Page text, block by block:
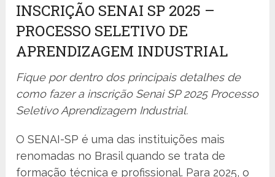
INSCRIÇÃO SENAI SP 2025 –
PROCESSO SELETIVO DE
APRENDIZAGEM INDUSTRIAL
Fique por dentro dos principais detalhes de
como fazer a inscrição Senai SP 2025 Processo
Seletivo Aprendizagem Industrial.
O SENAI-SP é uma das instituições mais
renomadas no Brasil quando se trata de
formação técnica e profissional. Para 2025, o